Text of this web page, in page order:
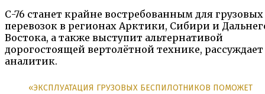
С-76 станет крайне востребованным для грузовых
перевозок в регионах Арктики, Сибири и
Востока, а также выступит альтернативой
дорогостоящей вертолётной технике, рассуждает
аналитик.
«ЭКСПЛУАТАЦИЯ ГРУЗОВЫХ БЕСПИЛОТНИКОВ ПОМОЖЕТ